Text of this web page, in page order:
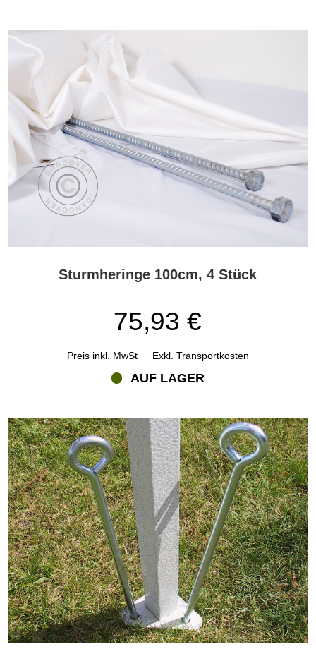
Sturmheringe 100cm, 4 Stück
75,93 €
Preis inkl. MwSt Exkl. Transportkosten
AUF LAGER